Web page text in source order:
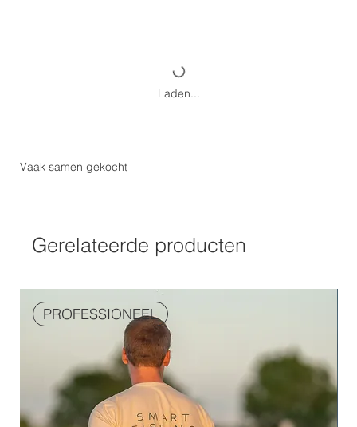
Laden...
Vaak samen gekocht
Gerelateerde producten
PROFESSIONEEL